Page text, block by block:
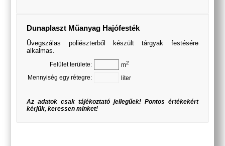
Dunaplaszt Műanyag Hajófesték
Üvegszálas poliészterből készült tárgyak festésére
alkalmas.
Felület területe: m2
Mennyiség egy rétegre: liter
Az adatok csak tájékoztató jellegűek! Pontos értékekért
kérjük, keressen minket!